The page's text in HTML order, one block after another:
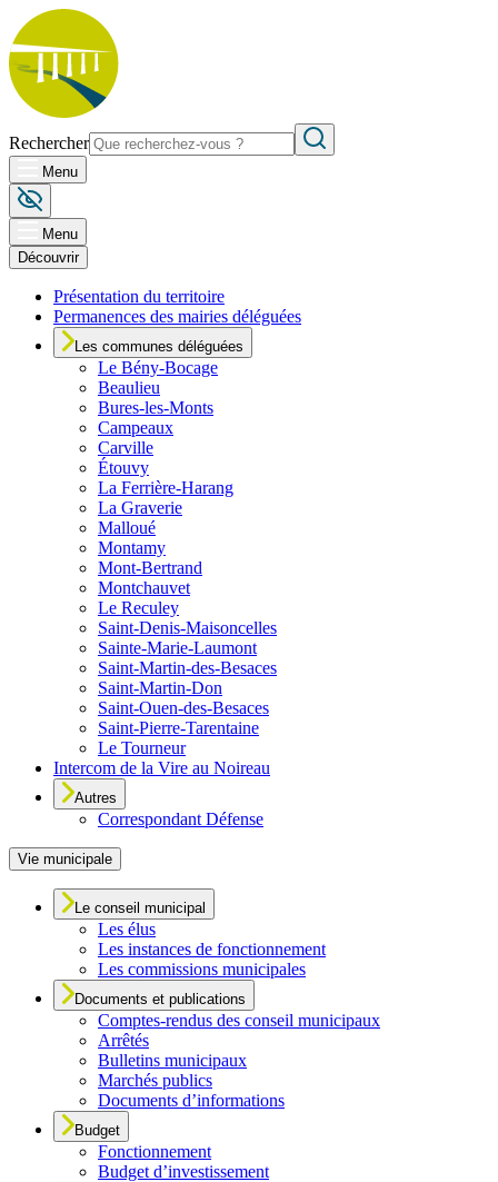
Rechercher
Menu
Menu
Découvrir
Présentation du territoire
Permanences des mairies déléguées
Les communes déléguées
Le Bény-Bocage
Beaulieu
Bures-les-Monts
Campeaux
Carville
Étouvy
La Ferrière-Harang
La Graverie
Malloué
Montamy
Mont-Bertrand
Montchauvet
Le Reculey
Saint-Denis-Maisoncelles
Sainte-Marie-Laumont
Saint-Martin-des-Besaces
Saint-Martin-Don
Saint-Ouen-des-Besaces
Saint-Pierre-Tarentaine
Le Tourneur
Intercom de la Vire au Noireau
Autres
Correspondant Défense
Vie municipale
Le conseil municipal
Les élus
Les instances de fonctionnement
Les commissions municipales
Documents et publications
Comptes-rendus des conseil municipaux
Arrêtés
Bulletins municipaux
Marchés publics
Documents d’informations
Budget
Fonctionnement
Budget d’investissement